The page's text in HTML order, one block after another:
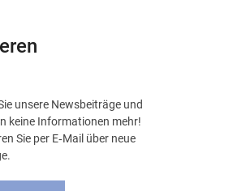
unsere Newsbeiträge und
keine Informationen mehr!
Sie per E‑Mail über neue